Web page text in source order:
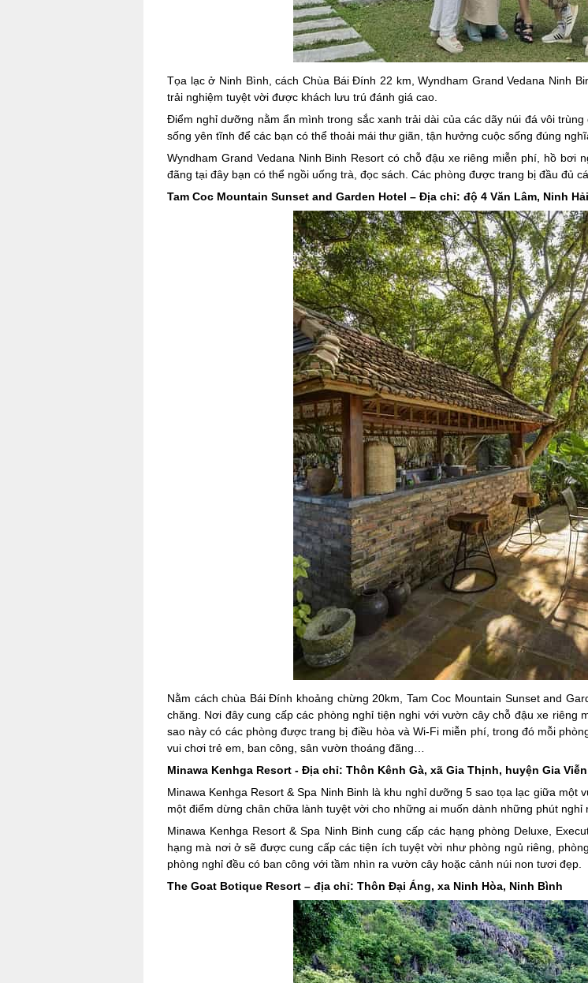
Tọa lạc ở Ninh Bình, cách Chùa Bái Đính 22 km, Wyndham Grand Vedana Ninh
trải nghiệm tuyệt vời được khách lưu trú đánh giá cao.
Điểm nghỉ dưỡng nằm ẩn mình trong sắc xanh trải dài của các dãy núi đá vôi
sống yên tĩnh để các bạn có thể thoải mái thư giãn, tận hưởng cuộc sống đúng
Wyndham Grand Vedana Ninh Binh Resort có chỗ đậu xe riêng miễn phí, hồ bơi
đãng tại đây bạn có thể ngồi uống trà, đọc sách. Các phòng được trang bị đầu đủ
Tam Coc Mountain Sunset and Garden Hotel – Địa chỉ: độ 4 Văn Lâm, Ninh
Nằm cách chùa Bái Đính khoảng chừng 20km, Tam Coc Mountain Sunset and
chăng. Nơi đây cung cấp các phòng nghỉ tiện nghi với vườn cây chỗ đậu xe riêng
sao này có các phòng được trang bị điều hòa và Wi-Fi miễn phí, trong đó mỗi
vui chơi trẻ em, ban công, sân vườn thoáng đãng…
Minawa Kenhga Resort - Địa chỉ: Thôn Kênh Gà, xã Gia Thịnh, huyện Gia
Minawa Kenhga Resort & Spa Ninh Binh là khu nghỉ dưỡng 5 sao tọa lạc giữa
một điểm dừng chân chữa lành tuyệt vời cho những ai muốn dành những phút nghỉ
Minawa Kenhga Resort & Spa Ninh Binh cung cấp các hạng phòng Deluxe,
hạng mà nơi ở sẽ được cung cấp các tiện ích tuyệt vời như phòng ngủ riêng,
phòng nghỉ đều có ban công với tầm nhìn ra vườn cây hoặc cảnh núi non tươi đẹp.
The Goat Botique Resort – địa chỉ: Thôn Đại Áng, xa Ninh Hòa, Ninh Bình